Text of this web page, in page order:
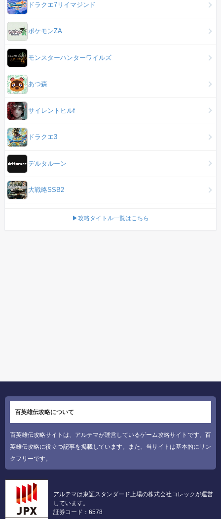
ドラクエ7リイマジンド
ポケモンZA
モンスターハンターワイルズ
あつ森
サイレントヒルf
ドラクエ3
デルタルーン
大戦略SSB2
▶攻略タイトル一覧はこちら
百英雄伝攻略について
百英雄伝攻略サイトは、アルテマが運営しているゲーム攻略サイトです。百
英雄伝攻略に役立つ記事を掲載しています。また、当サイトは基本的にリン
クフリーです。
アルテマは東証スタンダード上場の株式会社コレックが運営
しています。
証券コード：6578